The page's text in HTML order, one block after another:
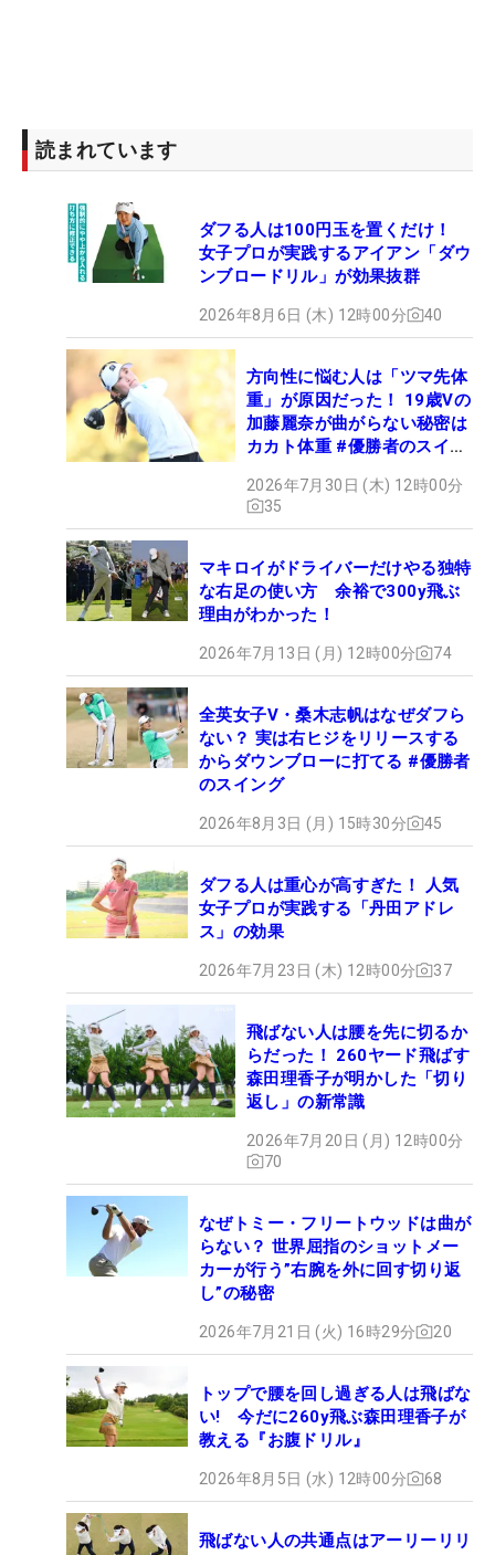
読まれています
ダフる人は100円玉を置くだけ！
女子プロが実践するアイアン「ダウ
ンブロードリル」が効果抜群
2026年8月6日 (木) 12時00分 40
方向性に悩む人は「ツマ先体
重」が原因だった！ 19歳Vの
加藤麗奈が曲がらない秘密は
カカト体重 #優勝者のスイン
2026年7月30日 (木) 12時00分
35
マキロイがドライバーだけやる独特
な右足の使い方 余裕で300y飛ぶ
理由がわかった！
2026年7月13日 (月) 12時00分 74
全英女子V・桑木志帆はなぜダフら
ない？ 実は右ヒジをリリースする
からダウンブローに打てる #優勝者
のスイング
2026年8月3日 (月) 15時30分 45
ダフる人は重心が高すぎた！ 人気
女子プロが実践する「丹田アドレ
ス」の効果
2026年7月23日 (木) 12時00分 37
飛ばない人は腰を先に切るか
らだった！ 260ヤード飛ばす
森田理香子が明かした「切り
返し」の新常識
2026年7月20日 (月) 12時00分
70
なぜトミー・フリートウッドは曲が
らない？ 世界屈指のショットメー
カーが行う”右腕を外に回す切り返
し”の秘密
2026年7月21日 (火) 16時29分 20
トップで腰を回し過ぎる人は飛ばな
い! 今だに260y飛ぶ森田理香子が
教える『お腹ドリル』
2026年8月5日 (水) 12時00分 68
飛ばない人の共通点はアーリーリリ